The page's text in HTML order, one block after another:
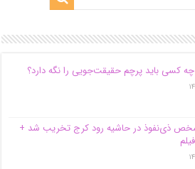
کسی باید پرچم حقیقت‌جویی را نگه دارد؟
شخص ذی‌نفوذ در حاشیه‌ رود کرج تخریب شد +